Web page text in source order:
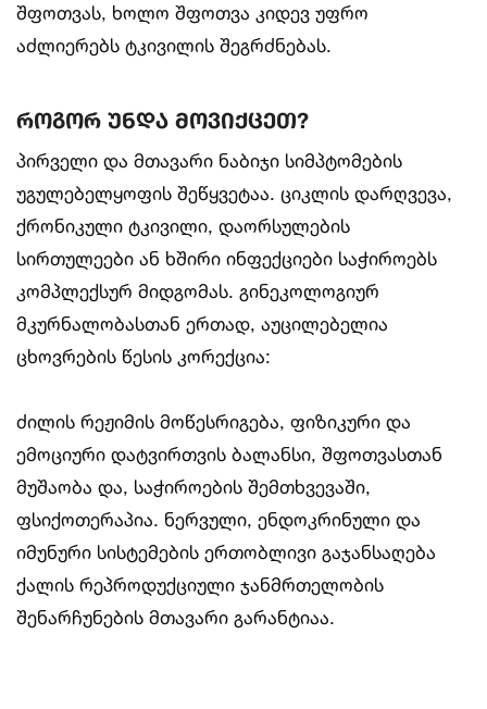
შფოთვას, ხოლო შფოთვა კიდევ უფრო
აძლიერებს ტკივილის შეგრძნებას.
როგორ უნდა მოვიქცეთ?
პირველი და მთავარი ნაბიჯი სიმპტომების
უგულებელყოფის შეწყვეტაა. ციკლის დარღვევა,
ქრონიკული ტკივილი, დაორსულების
სირთულეები ან ხშირი ინფექციები საჭიროებს
კომპლექსურ მიდგომას. გინეკოლოგიურ
მკურნალობასთან ერთად, აუცილებელია
ცხოვრების წესის კორექცია:
ძილის რეჟიმის მოწესრიგება, ფიზიკური და
ემოციური დატვირთვის ბალანსი, შფოთვასთან
მუშაობა და, საჭიროების შემთხვევაში,
ფსიქოთერაპია. ნერვული, ენდოკრინული და
იმუნური სისტემების ერთობლივი გაჯანსაღება
ქალის რეპროდუქციული ჯანმრთელობის
შენარჩუნების მთავარი გარანტიაა.